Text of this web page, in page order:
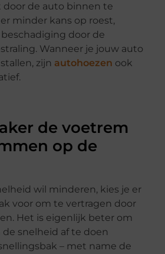
door de auto binnen te
minder kans op roest,
door de
Wanneer je jouw auto
zijn autohoezen ook
de voetrem
op de
wil minderen, kies je er
voor om te vertragen door
Het is eigenlijk beter om
snelheid af te doen
– met name de